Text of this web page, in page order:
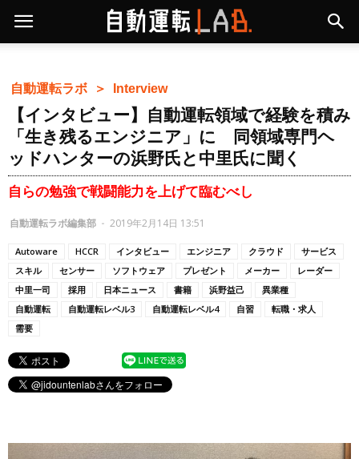
自動運転ラボ ＞ Interview
【インタビュー】自動運転領域で経験を積み
「生き残るエンジニア」に 同領域専門ヘ
ッドハンターの浜野氏と中里氏に聞く
自らの勉強で戦闘能力を上げて臨むべし
自動運転ラボ編集部 - 2019年2月14日 13:51
Autoware HCCR インタビュー エンジニア クラウド
サービス
スキル
センサー ソフトウェア プレゼント メーカー
レーダー
中里一司
採用 日本ニュース 書籍 浜野益己
異業種
自動運転
自動運転レベル3 自動運転レベル4 自習
転職・求人
需要